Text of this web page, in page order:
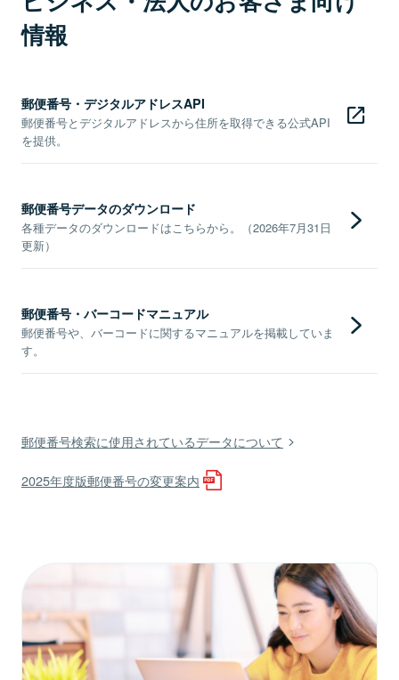
情報
郵便番号・デジタルアドレスAPI
郵便番号とデジタルアドレスから住所を取得できる公式API
を提供。
郵便番号データのダウンロード
各種データのダウンロードはこちらから。（2026年7月31日
更新）
郵便番号・バーコードマニュアル
郵便番号や、バーコードに関するマニュアルを掲載していま
す。
郵便番号検索に使用されているデータについて
2025年度版郵便番号の変更案内